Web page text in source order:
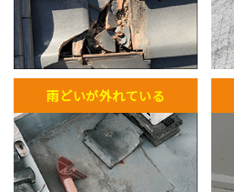
雨どいが外れている